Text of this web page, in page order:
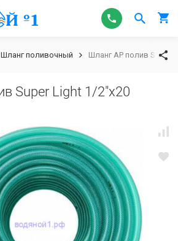
Шланг поливочный Шланг AP полив Super
Super Light 1/2"x20